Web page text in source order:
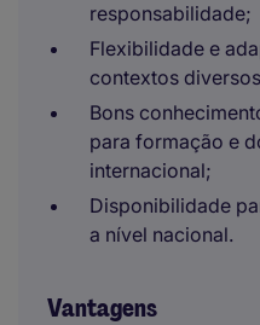
responsabilidade;
Flexibilidade e
contextos
Bons
para formação e
internacional;
Disponibilidade
a nível nacional.
Vantagens